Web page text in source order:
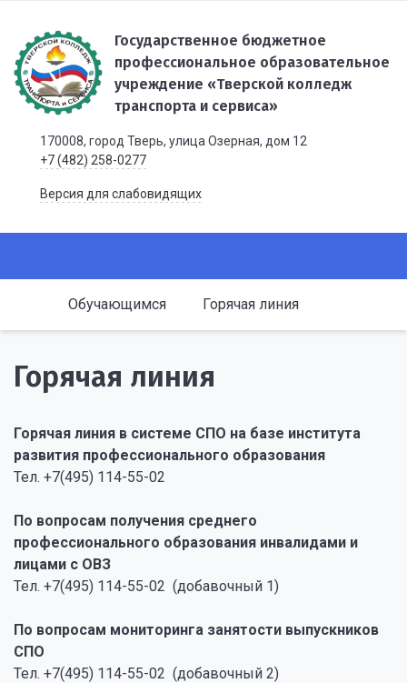
Государственное бюджетное
профессиональное образовательное
учреждение «Тверской колледж
транспорта и сервиса»
170008, город Тверь, улица Озерная, дом 12
+7 (482) 258-0277
Версия для слабовидящих
Обучающимся Горячая линия
Горячая линия
Горячая линия в системе СПО на базе института
развития профессионального образования
Тел. +7(495) 114-55-02
По вопросам получения среднего
профессионального образования инвалидами и
лицами с ОВЗ
Тел. +7(495) 114-55-02 (добавочный 1)
По вопросам мониторинга занятости выпускников
СПО
Тел. +7(495) 114-55-02 (добавочный 2)